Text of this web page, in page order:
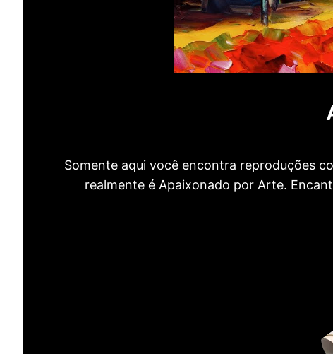
Somente aqui você encontra reproduções
realmente é Apaixonado por Arte.